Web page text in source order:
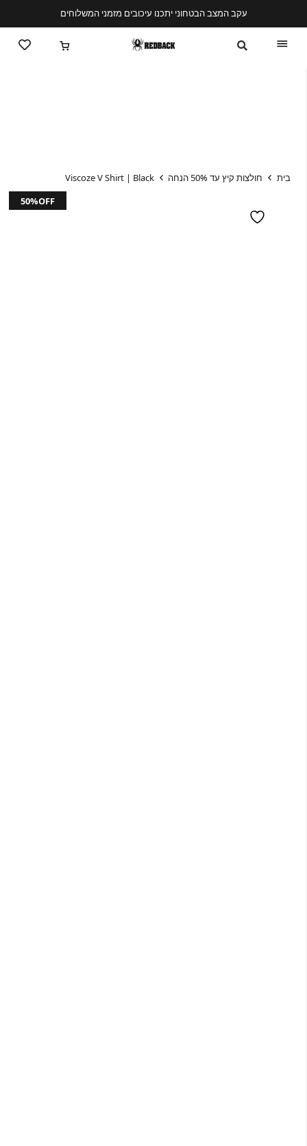
עקב המצב הבטחוני יתכנו עיכובים מזמני המשלוחים
בית חולצות קיץ עד 50% הנחה
Viscoze V Shirt | Black
50%OFF